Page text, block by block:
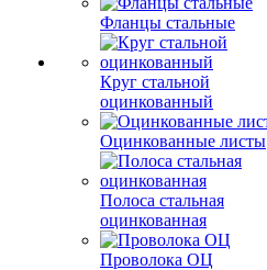
Фланцы стальные
Круг стальной
оцинкованный
Оцинкованные листы
Полоса стальная
оцинкованная
Проволока ОЦ